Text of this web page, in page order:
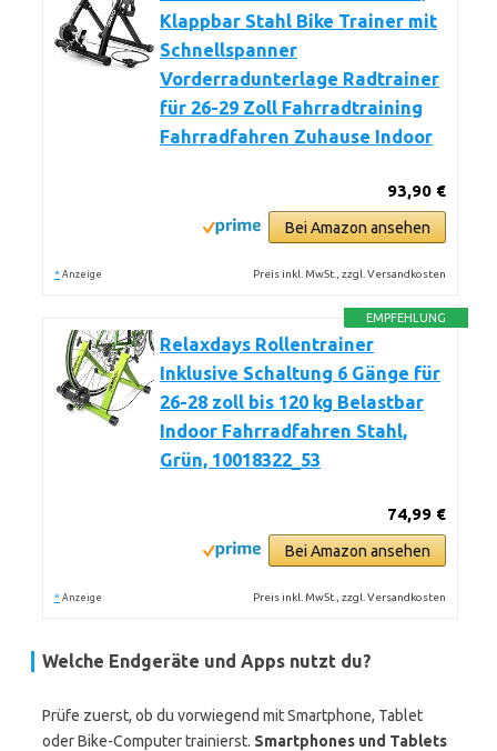
Klappbar Stahl Bike Trainer mit
Schnellspanner
Vorderradunterlage Radtrainer
für 26-29 Zoll Fahrradtraining
Fahrradfahren Zuhause Indoor
93,90 €
Bei Amazon ansehen
* Anzeige Preis inkl. MwSt., zzgl. Versandkosten
EMPFEHLUNG
Relaxdays Rollentrainer
Inklusive Schaltung 6 Gänge für
26-28 zoll bis 120 kg Belastbar
Indoor Fahrradfahren Stahl,
Grün, 10018322_53
74,99 €
Bei Amazon ansehen
* Anzeige Preis inkl. MwSt., zzgl. Versandkosten
Welche Endgeräte und Apps nutzt du?
Prüfe zuerst, ob du vorwiegend mit Smartphone, Tablet
oder Bike-Computer trainierst. Smartphones und Tablets